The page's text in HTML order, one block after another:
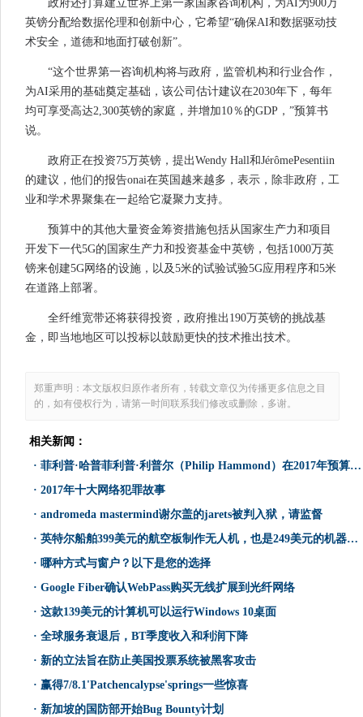
政府还打算建立世界上第一家国家咨询机构，为AI为900万
英镑分配给数据伦理和创新中心，它希望“确保AI和数据驱动技
术安全，道德和地面打破创新”。
“这个世界第一咨询机构将与政府，监管机构和行业合作，
为AI采用的基础奠定基础，该公司估计建议在2030年下，每年
均可享受高达2,300英镑的家庭，并增加10％的GDP，”预算书
说。
政府正在投资75万英镑，提出Wendy Hall和JérômePesentiin
的建议，他们的报告onai在英国越来越多，表示，除非政府，工
业和学术界聚集在一起给它凝聚力支持。
预算中的其他大量资金筹资措施包括从国家生产力和项目
开发下一代5G的国家生产力和投资基金中英镑，包括1000万英
镑来创建5G网络的设施，以及5米的试验试验5G应用程序和5米
在道路上部署。
全纤维宽带还将获得投资，政府推出190万英镑的挑战基
金，即当地地区可以投标以鼓励更快的技术推出技术。
郑重声明：本文版权归原作者所有，转载文章仅为传播更多信息之目
的，如有侵权行为，请第一时间联系我们修改或删除，多谢。
相关新闻：
· 菲利普·哈普菲利普·利普尔（Philip Hammond）在2017年预算中为Tech承诺超过500米
· 2017年十大网络犯罪故事
· andromeda mastermind谢尔盖的jarets被判入狱，请监督
· 英特尔船舶399美元的航空板制作无人机，也是249美元的机器人套件
· 哪种方式与窗户？以下是您的选择
· Google Fiber确认WebPass购买无线扩展到光纤网络
· 这款139美元的计算机可以运行Windows 10桌面
· 全球服务衰退后，BT季度收入和利润下降
· 新的立法旨在防止美国投票系统被黑客攻击
· 赢得7/8.1'Patchencalypse'springs一些惊喜
· 新加坡的国防部开始Bug Bounty计划